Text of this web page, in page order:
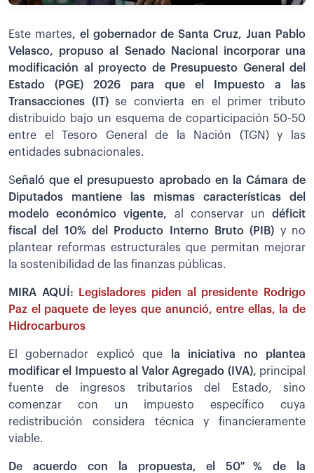
Este martes, el gobernador de Santa Cruz, Juan Pablo
Velasco, propuso al Senado Nacional incorporar una
modificación al proyecto de Presupuesto General del
Estado (PGE) 2026 para que el Impuesto a las
Transacciones (IT)se convierta en el primer tributo
distribuido bajo un esquema de coparticipación 50-50
entre el Tesoro General de la Nación (TGN) y las
entidades subnacionales.
Señaló que el presupuesto aprobado en la Cámara de
Diputados mantiene las mismas características del
modelo económico vigente, al conservar un déficit
fiscal del 10% del Producto Interno Bruto (PIB) y no
plantear reformas estructurales que permitan mejorar
la sostenibilidad de las finanzas públicas.
MIRA AQUÍ:
Legisladores piden al presidente Rodrigo
Paz el paquete de leyes que anunció, entre ellas, la de
Hidrocarburos
El gobernador explicó que la iniciativa no plantea
modificar el Impuesto al Valor Agregado (IVA), principal
fuente de ingresos tributarios del Estado, sino
comenzar con un impuesto específico cuya
redistribución considera técnica y financieramente
viable.
De acuerdo con la propuesta, el 50 % de la